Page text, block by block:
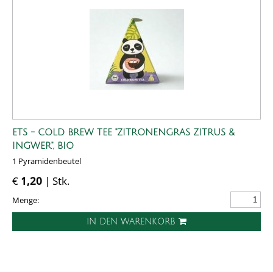
ETS - COLD BREW TEE "ZITRONENGRAS ZITRUS &
INGWER", BIO
1 Pyramidenbeutel
€ 1,20 | Stk.
Menge:
IN DEN WARENKORB